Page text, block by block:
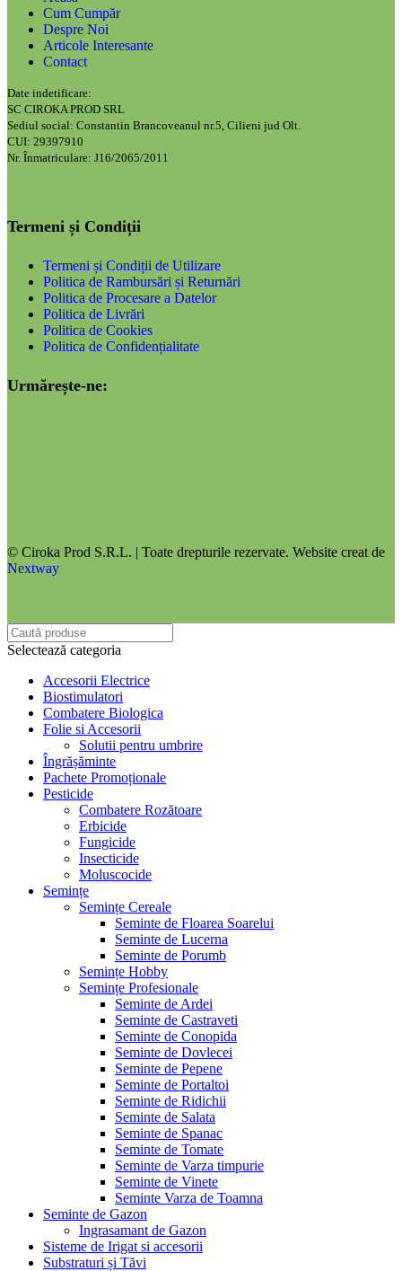
Cum Cumpăr
Despre Noi
Articole Interesante
Contact
Date indetificare:
SC CIROKA PROD SRL
Sediul social: Constantin Brancoveanul nr.5, Cilieni jud Olt.
CUI: 29397910
Nr. Înmatriculare: J16/2065/2011
Termeni și Condiții
Termeni și Condiții de Utilizare
Politica de Rambursări și Returnări
Politica de Procesare a Datelor
Politica de Livrări
Politica de Cookies
Politica de Confidențialitate
Urmărește-ne:
© Ciroka Prod S.R.L. | Toate drepturile rezervate. Website creat de
Nextway
Selectează categoria
Accesorii Electrice
Biostimulatori
Combatere Biologica
Folie si Accesorii
Solutii pentru umbrire
Îngrășăminte
Pachete Promoționale
Pesticide
Combatere Rozătoare
Erbicide
Fungicide
Insecticide
Moluscocide
Semințe
Semințe Cereale
Seminte de Floarea Soarelui
Seminte de Lucerna
Seminte de Porumb
Semințe Hobby
Semințe Profesionale
Seminte de Ardei
Seminte de Castraveti
Seminte de Conopida
Seminte de Dovlecei
Seminte de Pepene
Seminte de Portaltoi
Seminte de Ridichii
Seminte de Salata
Seminte de Spanac
Seminte de Tomate
Seminte de Varza timpurie
Seminte de Vinete
Seminte Varza de Toamna
Seminte de Gazon
Ingrasamant de Gazon
Sisteme de Irigat si accesorii
Substraturi și Tăvi